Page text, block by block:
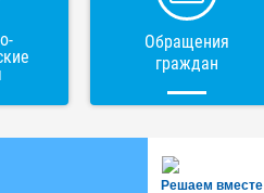
Обращения
граждан
Решаем вместе